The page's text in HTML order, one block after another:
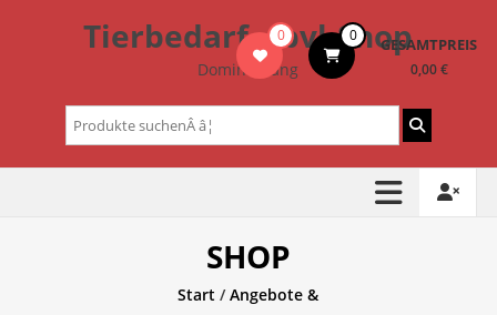
Tierbedarf – bvl-Shop
Dominik Lang
0 0 GESAMTPREIS
0,00 €
Suchen
nach:
SHOP
Start /Angebote &